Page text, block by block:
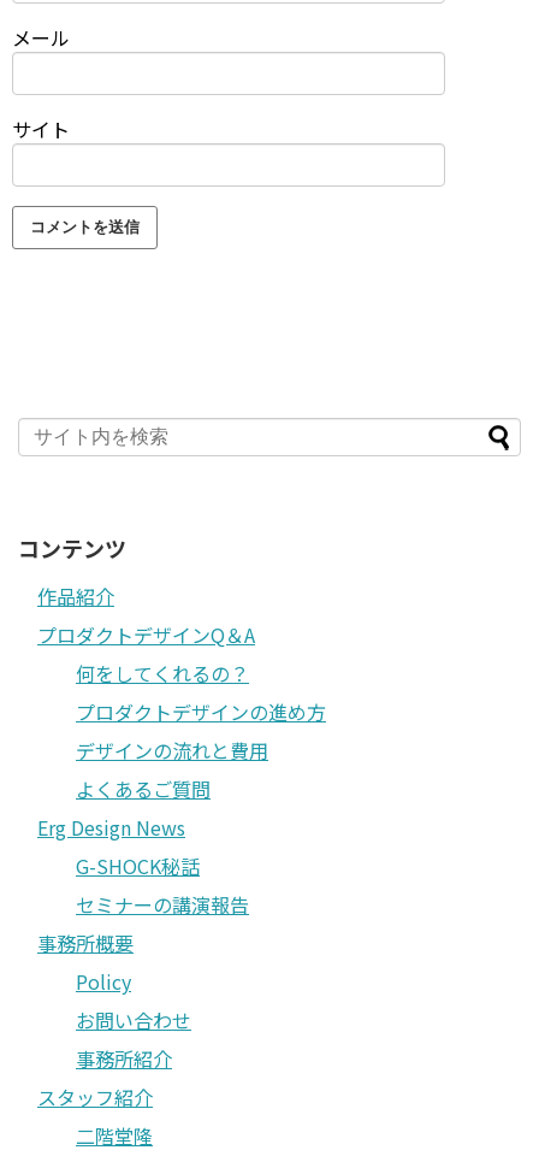
メール
サイト
コンテンツ
作品紹介
プロダクトデザインQ＆A
何をしてくれるの？
プロダクトデザインの進め方
デザインの流れと費用
よくあるご質問
Erg Design News
G-SHOCK秘話
セミナーの講演報告
事務所概要
Policy
お問い合わせ
事務所紹介
スタッフ紹介
二階堂隆